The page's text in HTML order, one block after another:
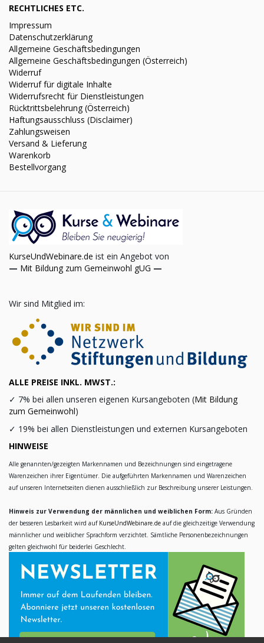
RECHTLICHES ETC.
Impressum
Datenschutzerklärung
Allgemeine Geschäftsbedingungen
Allgemeine Geschäftsbedingungen (Österreich)
Widerruf
Widerruf für digitale Inhalte
Widerrufsrecht für Dienstleistungen
Rücktrittsbelehrung (Österreich)
Haftungsausschluss (Disclaimer)
Zahlungsweisen
Versand & Lieferung
Warenkorb
Bestellvorgang
KurseUndWebinare.de ist ein Angebot von
— Mit Bildung zum Gemeinwohl gUG —
Wir sind Mitglied im:
ALLE PREISE INKL. MWST.:
✓ 7% bei allen unseren eigenen Kursangeboten (Mit Bildung
zum Gemeinwohl)
✓ 19% bei allen Dienstleistungen und externen Kursangeboten
HINWEISE
Alle genannten/gezeigten Markennamen und Bezeichnungen sind eingetragene
Warenzeichen ihrer Eigentümer. Die aufgeführten Markennamen und Warenzeichen
auf unseren Internetseiten dienen ausschließlich zur Beschreibung unserer Leistungen.
Hinweis zur Verwendung der männlichen und weiblichen Form: Aus Gründen
der besseren Lesbarkeit wird auf KurseUndWebinare.de auf die gleichzeitige Verwendung
männlicher und weiblicher Sprachform verzichtet. Sämtliche Personenbezeichnungen
gelten gleichwohl für beiderlei Geschlecht.